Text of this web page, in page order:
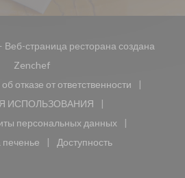
страница ресторана создана
Zenchef((открывается в новом окне))
отказе от ответственности
((открывается в новом окне))
ИСПОЛЬЗОВАНИЯ
((открывается в новом окне))
персональных данных
((открывается в новом окне))
печенье
((открывается в новом окне))
Доступность